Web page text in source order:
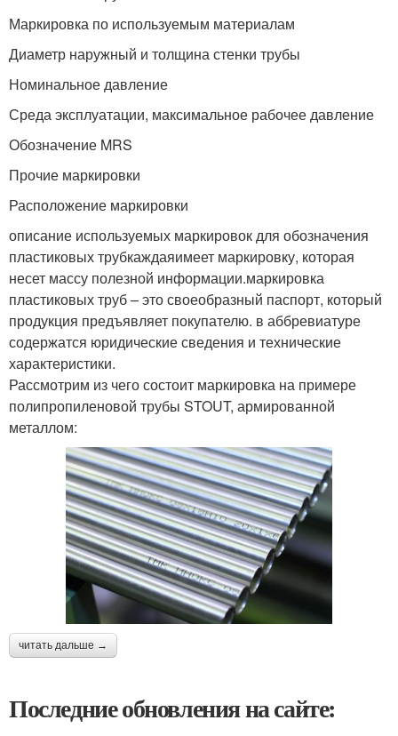
Маркировка по используемым материалам
Диаметр наружный и толщина стенки трубы
Номинальное давление
Среда эксплуатации, максимальное рабочее давление
Обозначение MRS
Прочие маркировки
Расположение маркировки
описание используемых маркировок для обозначения
пластиковых трубкаждаяимеет маркировку, которая
несет массу полезной информации.маркировка
пластиковых труб – это своеобразный паспорт, который
продукция предъявляет покупателю. в аббревиатуре
содержатся юридические сведения и технические
характеристики.
Рассмотрим из чего состоит маркировка на примере
полипропиленовой трубы STOUT, армированной
металлом:
читать дальше →
Последние обновления на сайте: